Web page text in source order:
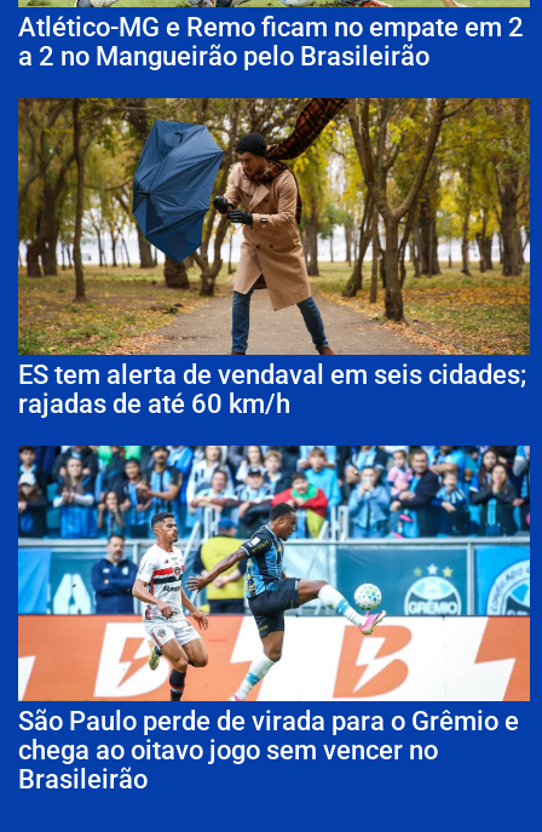
Atlético-MG e Remo ficam no empate em 2
a 2 no Mangueirão pelo Brasileirão
ES tem alerta de vendaval em seis cidades;
rajadas de até 60 km/h
São Paulo perde de virada para o Grêmio e
chega ao oitavo jogo sem vencer no
Brasileirão